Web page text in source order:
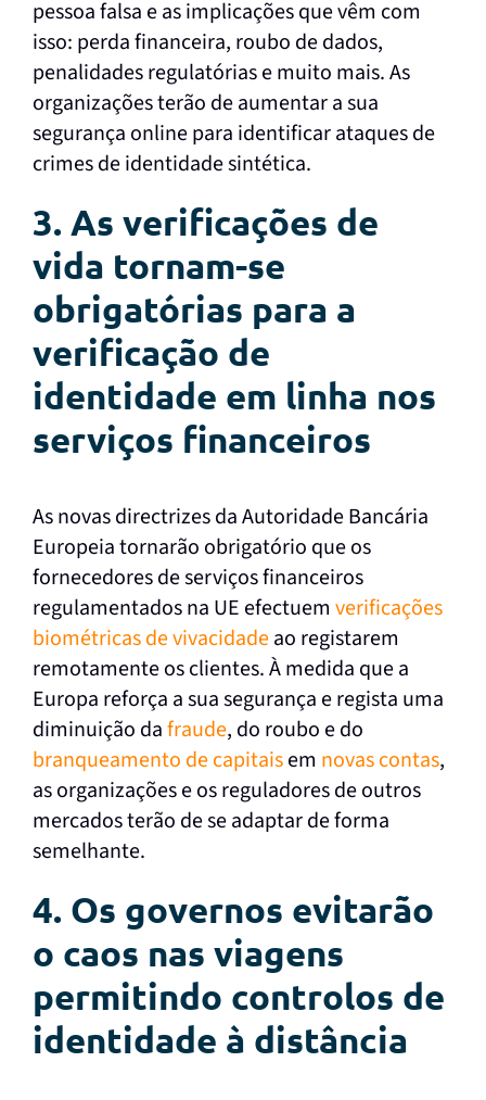
pessoa falsa e as implicações que vêm com
isso: perda financeira, roubo de dados,
penalidades regulatórias e muito mais. As
organizações terão de aumentar a sua
segurança online para identificar ataques de
crimes de identidade sintética.
3. As verificações de
vida tornam-se
obrigatórias para a
verificação de
identidade em linha nos
serviços financeiros
As novas directrizes da Autoridade Bancária
Europeia tornarão obrigatório que os
fornecedores de serviços financeiros
regulamentados na UE efectuem verificações
biométricas de vivacidadeao registarem
remotamente os clientes. À medida que a
Europa reforça a sua segurança e regista uma
diminuição dafraude, do roubo e do
branqueamento de capitaisem novas contas,
as organizações e os reguladores de outros
mercados terão de se adaptar de forma
semelhante.
4. Os governos evitarão
o caos nas viagens
permitindo controlos de
identidade à distância